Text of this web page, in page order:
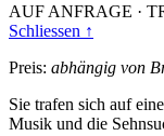
AUF ANFRAGE ·
Schliessen ↑
Preis: abhängig von
Sie trafen sich auf
Musik und die